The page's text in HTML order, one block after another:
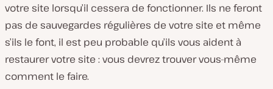
votre site lorsqu’il cessera de fonctionner. Ils ne feront
pas de sauvegardes régulières de votre site et même
s’ils le font, il est peu probable qu’ils vous aident à
restaurer votre site : vous devrez trouver vous-même
comment le faire.